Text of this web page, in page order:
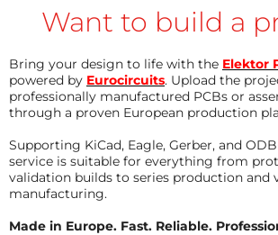
Want to build a
Bring your design to life with the Elektor
powered by Eurocircuits. Upload the
professionally manufactured PCBs or
through a proven European production
Supporting KiCad, Eagle, Gerber, and
service is suitable for everything from
validation builds to series production and
manufacturing.
Made in Europe. Fast. Reliable.